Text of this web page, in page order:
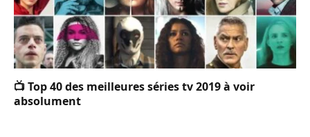
📺 Top 40 des meilleures séries tv 2019 à voir
absolument